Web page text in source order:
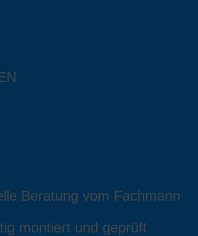
Beratung vom Fachmann
montiert und geprüft